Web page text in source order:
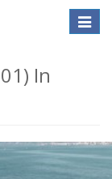
Toggle
In